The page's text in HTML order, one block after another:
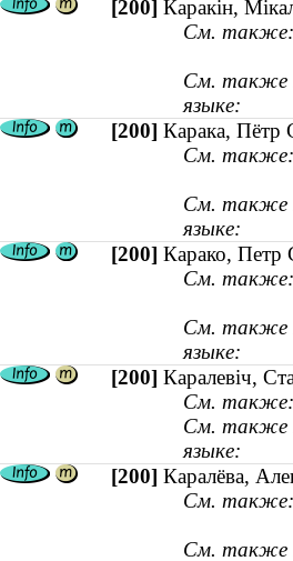
[200] Каракін,
См. также:
См. также
языке:
[200] Карака, Пётр
См. также:
См. также
языке:
[200] Карако, Петр
См. также:
См. также
языке:
[200] Каралевіч,
См. также:
См. также
языке:
[200] Каралёва,
См. также:
См. также